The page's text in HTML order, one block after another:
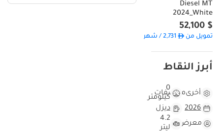
Diesel MT
2024_White
$ 52,100
تمويل من 2,731/ شهر
أبرز النقاط
أخرىمواصفات
0
كيلومتر
2026
ديزل
معرض
4.2
ليتر